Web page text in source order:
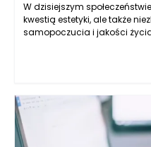
W dzisiejszym
kwestią estetyki, ale także
samopoczucia i jakości
przypadków. W tym
możliwości oferują dzisiaj
aby dbać o zęby i unikać
skomplikowanych